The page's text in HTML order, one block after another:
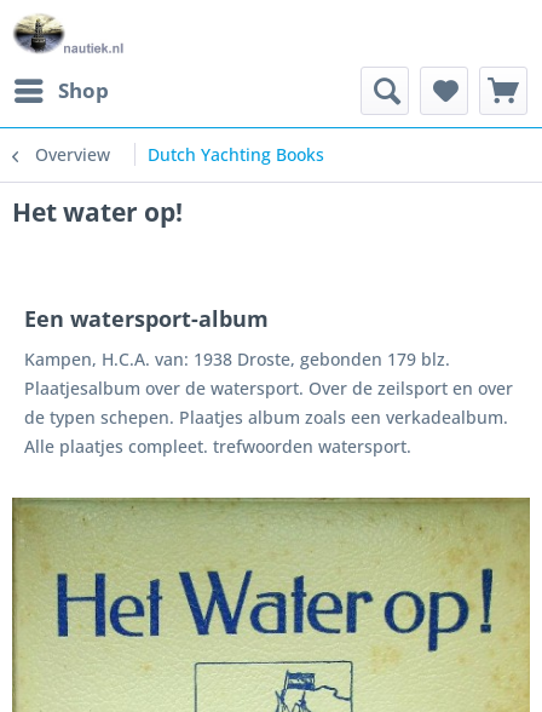
Shop
Overview Dutch Yachting Books
Het water op!
Een watersport-album
Kampen, H.C.A. van: 1938 Droste, gebonden 179 blz.
Plaatjesalbum over de watersport. Over de zeilsport en over
de typen schepen. Plaatjes album zoals een verkadealbum.
Alle plaatjes compleet. trefwoorden watersport.